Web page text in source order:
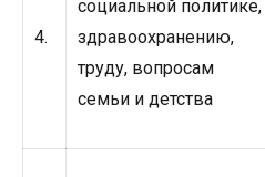
4.
социальной политике,
здравоохранению,
труду, вопросам
семьи и детства